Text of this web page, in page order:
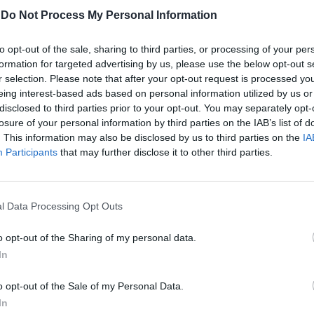
Do Not Process My Personal Information
opt-out of the sale, sharing to third parties, or processing of your
for targeted advertising by us, please use the below opt-out
selection. Please note that after your opt-out request is processed
interest-based ads based on personal information utilized by us
to third parties prior to your opt-out. You may separately
of your personal information by third parties on the IAB’s list of
This information may also be disclosed by us to third parties on the
Participants that may further disclose it to other third parties.
Data Processing Opt Outs
opt-out of the Sharing of my personal data.
opt-out of the Sale of my Personal Data.
Poi aggiunge: «La crisi di fiducia che si è
l'Italia, ma la minaccia riguarda tutti,
moneta comune, il segno più concreto
Le autorità europee e i governi
impegnati a fondo per sventare il
regresso che ci riporterebbe indietro
Siamo in prima fila in questa battaglia».
«per noi, per l'Italia, è un momento
ma rivendica anche «la nostra
quella di altri Paesi». Secondo il premier
riduzione del debito. Già quest'anno
saldo primario in significativo attivo. La
a rafforzarne i contenuti, a
i provvedimenti ulteriori volti
Rudy Giuliani a Come States?
Trump, Meloni e la strategia
americana